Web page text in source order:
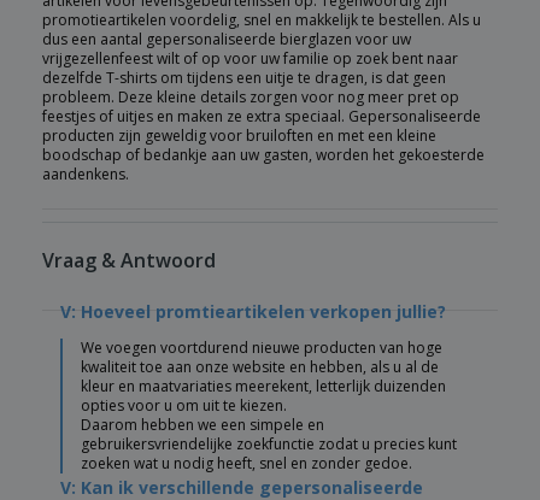
promotieartikelen voordelig, snel en makkelijk te bestellen. Als u
dus een aantal gepersonaliseerde bierglazen voor uw
vrijgezellenfeest wilt of op voor uw familie op zoek bent naar
dezelfde T-shirts om tijdens een uitje te dragen, is dat geen
probleem. Deze kleine details zorgen voor nog meer pret op
feestjes of uitjes en maken ze extra speciaal. Gepersonaliseerde
producten zijn geweldig voor bruiloften en met een kleine
boodschap of bedankje aan uw gasten, worden het gekoesterde
aandenkens.
Vraag & Antwoord
V: Hoeveel promtieartikelen verkopen jullie?
We voegen voortdurend nieuwe producten van hoge
kwaliteit toe aan onze website en hebben, als u al de
kleur en maatvariaties meerekent, letterlijk duizenden
opties voor u om uit te kiezen.
Daarom hebben we een simpele en
gebruikersvriendelijke zoekfunctie zodat u precies kunt
zoeken wat u nodig heeft, snel en zonder gedoe.
V: Kan ik verschillende gepersonaliseerde